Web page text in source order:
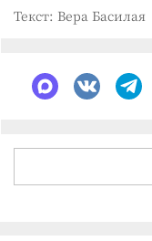
Текст: Вера Басилая